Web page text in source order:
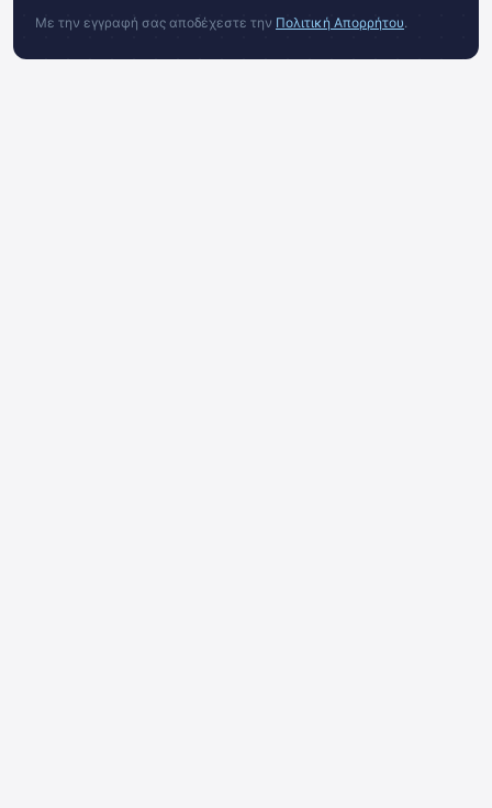
Με την εγγραφή σας αποδέχεστε την Πολιτική Απορρήτου.